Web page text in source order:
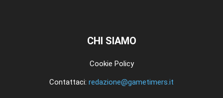
CHI SIAMO
Cookie Policy
Contattaci: redazione@gametimers.it